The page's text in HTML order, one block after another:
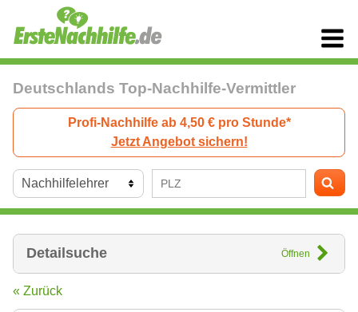
Deutschlands Top-Nachhilfe-Vermittler
Profi-Nachhilfe ab 4,50 € pro Stunde*
Jetzt Angebot sichern!
Detailsuche Öffnen
« Zurück